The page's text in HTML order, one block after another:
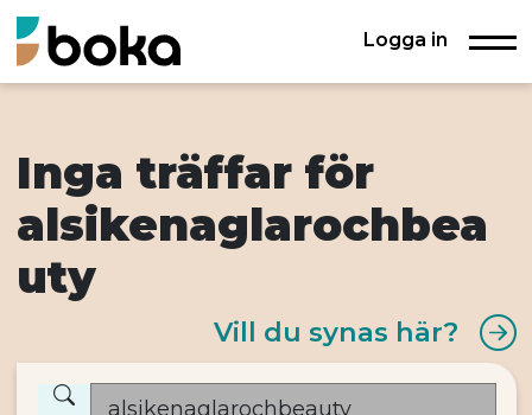
Logga in
Inga träffar för
alsikenaglarochbea
uty
Vill du synas här?